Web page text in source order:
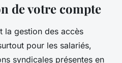
de votre compte
la gestion des accès
pour les salariés,
syndicales présentes en